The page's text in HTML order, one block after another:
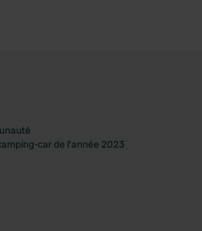
car de l’année 2023